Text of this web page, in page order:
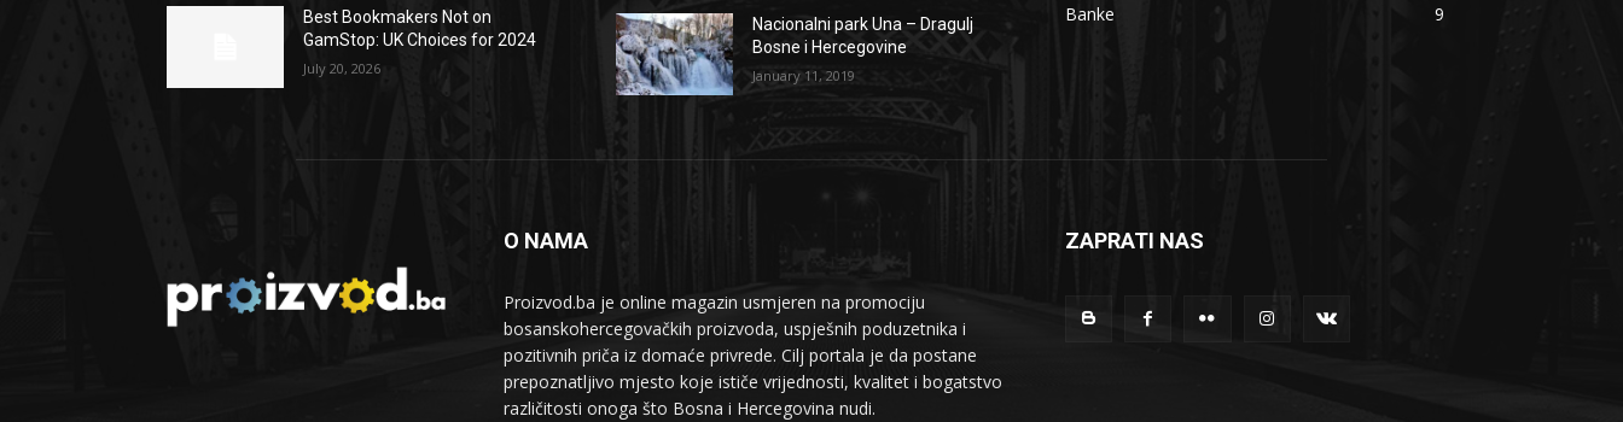
Best Bookmakers Not on
GamStop: UK Choices for 2024
July 20, 2026
Nacionalni park Una – Dragulj
Bosne i Hercegovine
January 11, 2019
Banke
9
O NAMA
Proizvod.ba je online magazin usmjeren na promociju
bosanskohercegovačkih proizvoda, uspješnih poduzetnika i
pozitivnih priča iz domaće privrede. Cilj portala je da postane
prepoznatljivo mjesto koje ističe vrijednosti, kvalitet i bogatstvo
različitosti onoga što Bosna i Hercegovina nudi.
ZAPRATI NAS